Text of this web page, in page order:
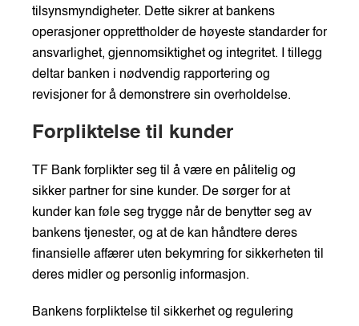
tilsynsmyndigheter. Dette sikrer at bankens
operasjoner opprettholder de høyeste standarder for
ansvarlighet, gjennomsiktighet og integritet. I tillegg
deltar banken i nødvendig rapportering og
revisjoner for å demonstrere sin overholdelse.
Forpliktelse til kunder
TF Bank forplikter seg til å være en pålitelig og
sikker partner for sine kunder. De sørger for at
kunder kan føle seg trygge når de benytter seg av
bankens tjenester, og at de kan håndtere deres
finansielle affærer uten bekymring for sikkerheten til
deres midler og personlig informasjon.
Bankens forpliktelse til sikkerhet og regulering